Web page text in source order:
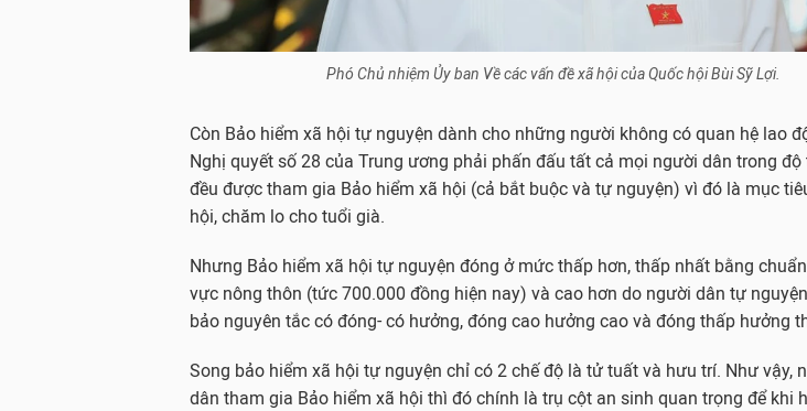
Phó Chủ nhiệm Ủy ban Về các vấn đề xã hội của Quốc hội Bùi Sỹ Lợi.
Còn Bảo hiểm xã hội tự nguyện dành cho những người không có quan hệ lao
Nghị quyết số 28 của Trung ương phải phấn đấu tất cả mọi người dân trong
đều được tham gia Bảo hiểm xã hội (cả bắt buộc và tự nguyện) vì đó là mục
hội, chăm lo cho tuổi già.
Nhưng Bảo hiểm xã hội tự nguyện đóng ở mức thấp hơn, thấp nhất bằng
vực nông thôn (tức 700.000 đồng hiện nay) và cao hơn do người dân tự
bảo nguyên tắc có đóng- có hưởng, đóng cao hưởng cao và đóng thấp hưởng
Song bảo hiểm xã hội tự nguyện chỉ có 2 chế độ là tử tuất và hưu trí. Như vậy,
dân tham gia Bảo hiểm xã hội thì đó chính là trụ cột an sinh quan trọng để khi